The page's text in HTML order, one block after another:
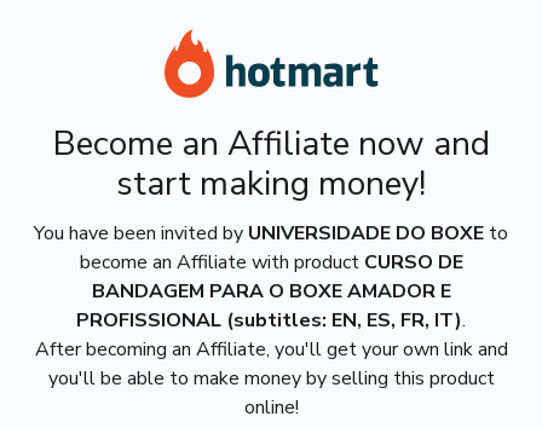
Become an Affiliate now and
start making money!
You have been invited by UNIVERSIDADE DO BOXE to
become an Affiliate with product CURSO DE
BANDAGEM PARA O BOXE AMADOR E
PROFISSIONAL (subtitles: EN, ES, FR, IT).
After becoming an Affiliate, you'll get your own link and
you'll be able to make money by selling this product
online!